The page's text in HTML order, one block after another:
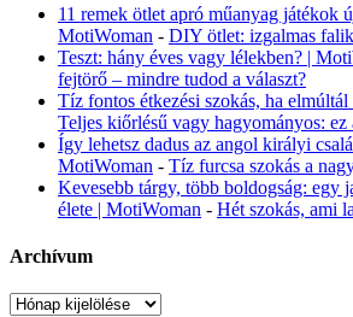
11 remek ötlet apró műanyag játékok
MotiWoman - DIY ötlet: izgalmas
Teszt: hány éves vagy lélekben? |
fejtörő – mindre tudod a választ?
Tíz fontos étkezési szokás, ha
Teljes kiőrlésű vagy hagyományos: ez
Így lehetsz dadus az angol királyi
MotiWoman - Tíz furcsa szokás a
Kevesebb tárgy, több boldogság: egy
élete | MotiWoman - Hét szokás, ami
Archívum
Archívum